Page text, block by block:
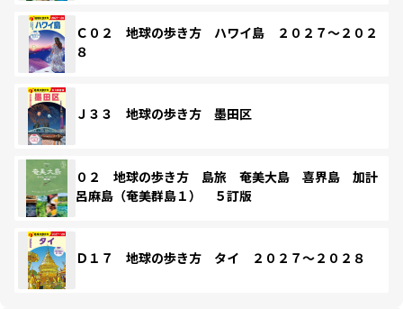
Ｃ０２ 地球の歩き方 ハワイ島 ２０２７～２０２
８
Ｊ３３ 地球の歩き方 墨田区
０２ 地球の歩き方 島旅 奄美大島 喜界島 加計
呂麻島（奄美群島１） ５訂版
Ｄ１７ 地球の歩き方 タイ ２０２７～２０２８